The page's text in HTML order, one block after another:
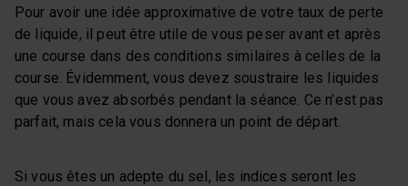
Pour avoir une idée approximative de votre taux de perte
de liquide, il peut être utile de vous peser avant et après
une course dans des conditions similaires à celles de la
course. Évidemment, vous devez soustraire les liquides
que vous avez absorbés pendant la séance. Ce n’est pas
parfait, mais cela vous donnera un point de départ.
Si vous êtes un adepte du sel, les indices seront les